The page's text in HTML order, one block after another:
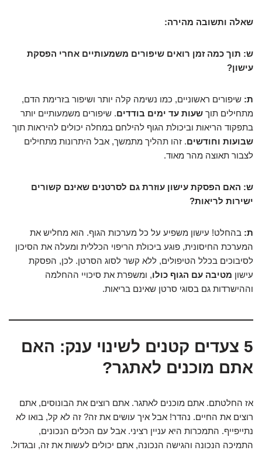
שאלה ותשובה מהירה:
ש: תוך כמה זמן רואים שיפורים משמעותיים אחרי הפסקת
עישון?
ת: שיפורים ראשוניים, כמו נשימה קלה יותר ושיפור בזרימת הדם,
מתחילים תוך שעות עד ימים בודדים. שיפורים משמעותיים יותר
בתפקוד הריאות וביכולת הגוף להילחם במחלה יכולים להיראות תוך
שבועות וחודשים. זהו תהליך מתמשך, אבל היתרונות מתחילים
לצבור תאוצה מהר מאוד.
ש: האם הפסקת עישון עוזרת גם לסרטנים שאינם קשורים
ישירות לריאות?
ת: בהחלט! עישון משפיע על כל מערכות הגוף. הוא מחליש את
המערכת החיסונית, פוגע ביכולת הריפוי הכללית ומעלה את הסיכון
לסיבוכים בכלל הטיפולים, ללא קשר לסוג הסרטן. לכן, הפסקת
עישון מטיבה עם הגוף כולו, ומשפרת את סיכויי ההחלמה
וההישרדות גם בסוגי סרטן שאינם בריאות.
5 צעדים קטנים לשינוי ענק: האם
אתם מוכנים לאתגר?
אז החלטתם. אתם מוכנים לאתגר. אתם רוצים את הבונוסים, אתם
רוצים את החיים. נהדר! אבל איך עושים את זה? זה לא קל, בואו לא
נתייפייף. התמכרות היא עניין רציני. אבל עם הכלים הנכונים,
התמיכה הנכונה והגישה הנכונה, אתם יכולים לעשות את זה, ובגדול.